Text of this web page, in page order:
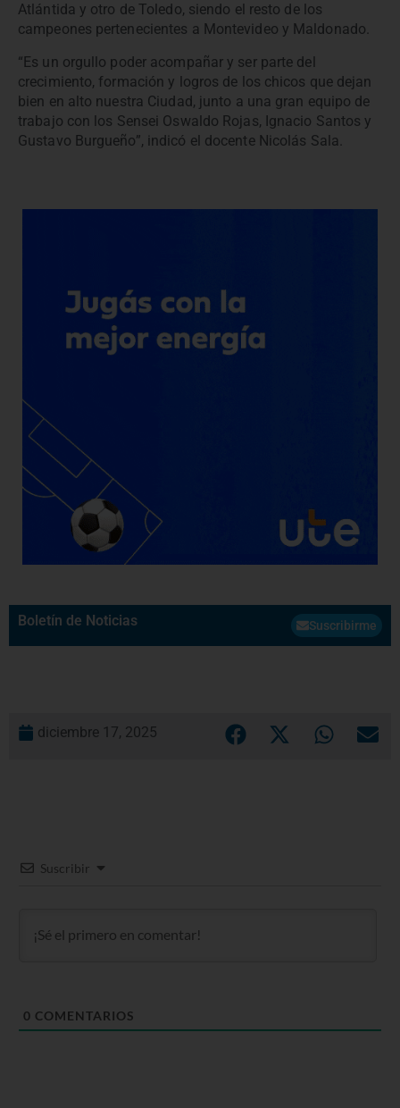
Atlántida y otro de Toledo, siendo el resto de los
campeones pertenecientes a Montevideo y Maldonado.
“Es un orgullo poder acompañar y ser parte del
crecimiento, formación y logros de los chicos que dejan
bien en alto nuestra Ciudad, junto a una gran equipo de
trabajo con los Sensei Oswaldo Rojas, Ignacio Santos y
Gustavo Burgueño”, indicó el docente Nicolás Sala.
Boletín de Noticias Suscribirme
diciembre 17, 2025
Suscribir
0 COMENTARIOS